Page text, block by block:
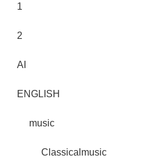
1
2
AI
ENGLISH
music
Classicalmusic